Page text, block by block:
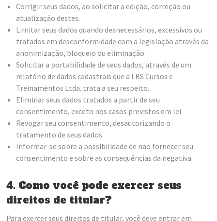
Corrigir seus dados, ao solicitar a edição, correção ou
atualização destes.
Limitar seus dados quando desnecessários, excessivos ou
tratados em desconformidade com a legislação através da
anonimização, bloqueio ou eliminação.
Solicitar a portabilidade de seus dados, através de um
relatório de dados cadastrais que a LBS Cursos e
Treinamentos Ltda. trata a seu respeito.
Eliminar seus dados tratados a partir de seu
consentimento, exceto nos casos previstos em lei.
Revogar seu consentimento, desautorizando o
tratamento de seus dados.
Informar-se sobre a possibilidade de não fornecer seu
consentimento e sobre as consequências da negativa.
4. Como você pode exercer seus
direitos de titular?
Para exercer seus direitos de titular, você deve entrar em